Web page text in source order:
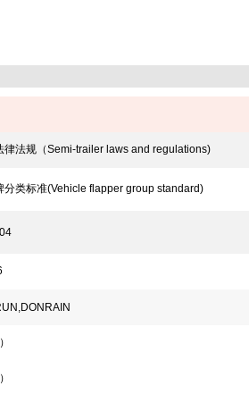
律法规（Semi-trailer laws and regulations)
分类标准(Vehicle flapper group standard)